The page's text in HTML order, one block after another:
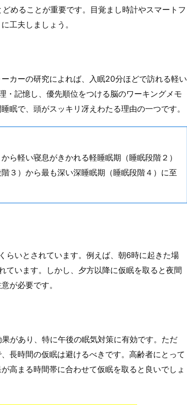
めることが重要です。目覚まし時計やスマートフ
工夫しましょう。
カーの研究によれば、入眠20分ほどで訪れる軽い
・記憶し、優先順位をつける脳のワーキングメモ
眠で、頭がスッキリ冴えわたる理由の一つです。
ら軽い寝息がきかれる軽睡眠期（睡眠段階２）
３）から最も深い深睡眠期（睡眠段階４）に至
らいとされています。例えば、朝6時に起きた場
ています。しかし、夕方以降に仮眠を取ると夜間
が必要です。
があり、特に午後の眠気対策に有効です。ただ
長時間の仮眠は避けるべきです。高齢者にとって
高まる時間帯に合わせて仮眠を取ると良いでしょ